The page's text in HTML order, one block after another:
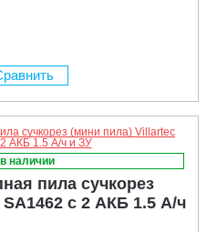
наличии
пила сучкорез
с 2 АКБ 1.5 А/ч